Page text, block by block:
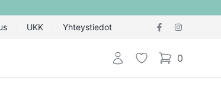
UKK Yhteystiedot
Kirjaudu sisään
Toivelista 0
items in cart,